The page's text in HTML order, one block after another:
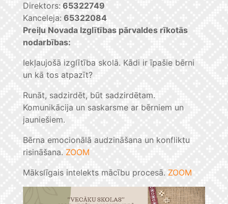
Direktors: 65322749
Kanceleja: 65322084
Preiļu Novada Izglītības pārvaldes rīkotās
nodarbības:
Iekļaujošā izglītība skolā. Kādi ir īpašie bērni
un kā tos atpazīt?
Runāt, sadzirdēt, būt sadzirdētam.
Komunikācija un saskarsme ar bērniem un
jauniešiem.
Bērna emocionālā audzināšana un konfliktu
risināšana. ZOOM
Mākslīgais intelekts mācību procesā. ZOOM